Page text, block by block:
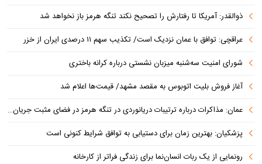
ذوالقدر: آمریکا تا رفتارش را تصحیح نکند تنگه هرمز باز نخواهد شد
عراقچی: توافق با عمان نزدیک است/ تکذیب سهم ۱۱ درصدی ایران از خزر
شورای امنیت سه‌شنبه میزبان نشستی درباره کرانه باختری
آغاز فروش بلیت اتوبوس به مقصد مشهد/ قیمت‌ها اعلام شد
عمان: مذاکرات درباره ترتیبات دریانوردی در تنگه هرمز در فضای مثبت جریان دارد
پزشکیان‌: بهترین زمان برای دستیابی به توافق شرایط کنونی است
رونمایی از یک ربات انسان‌نما برای زندگی فراتر از کارخانه